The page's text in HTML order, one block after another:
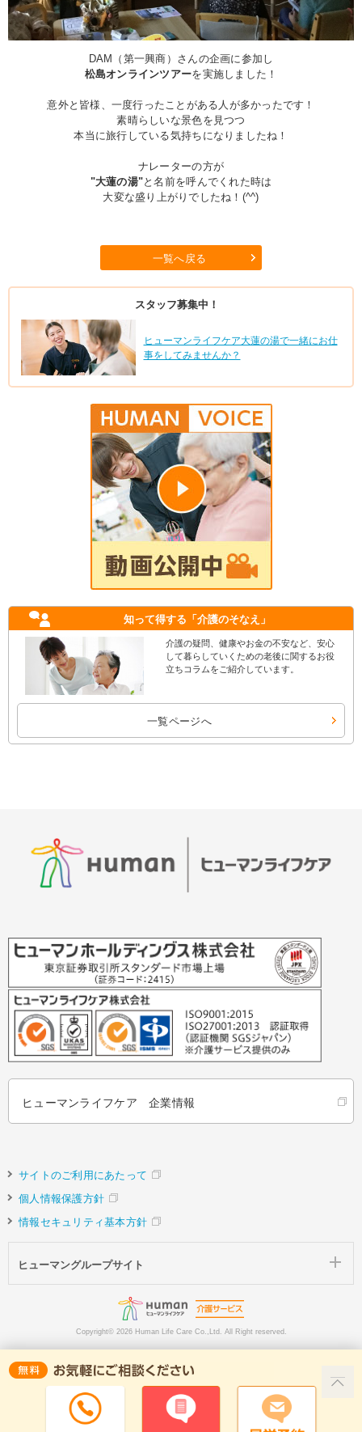
DAM（第一興商）さんの企画に参加し
松島オンラインツアーを実施しました！
意外と皆様、一度行ったことがある人が多かったです！
素晴らしいな景色を見つつ
本当に旅行している気持ちになりましたね！
ナレーターの方が
"大蓮の湯"と名前を呼んでくれた時は
大変な盛り上がりでしたね！(^^)
一覧へ戻る
スタッフ募集中！
ヒューマンライフケア大蓮の湯で一緒にお仕
事をしてみませんか？
知って得する 「介護のそなえ」
介護の疑問、健康やお金の不安など、安心
して暮らしていくための老後に関するお役
立ちコラムをご紹介しています。
一覧ページへ
ヒューマンライフケア 企業情報
サイトのご利用にあたって
個人情報保護方針
情報セキュリティ基本方針
ヒューマングループサイト
Copyright© 2026 Human Life Care Co.,Ltd. All Right reserved.